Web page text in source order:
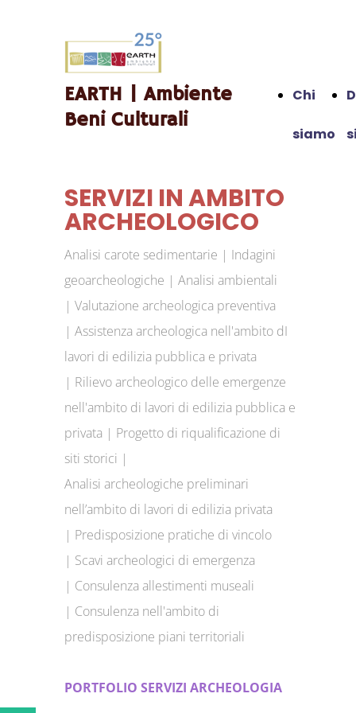
EARTH | Ambiente
Beni Culturali
Chi
siamo
SERVIZI IN AMBITO
ARCHEOLOGICO
Analisi carote sedimentarie | Indagini
geoarcheologiche | Analisi ambientali
| Valutazione archeologica preventiva
| Assistenza archeologica nell'ambito dI
lavori di edilizia pubblica e privata
| Rilievo archeologico delle emergenze
nell'ambito di lavori di edilizia pubblica e
privata | Progetto di riqualificazione di
siti storici |
Analisi archeologiche preliminari
nell’ambito di lavori di edilizia privata
| Predisposizione pratiche di vincolo
| Scavi archeologici di emergenza
| Consulenza allestimenti museali
| Consulenza nell'ambito di
predisposizione piani territoriali
PORTFOLIO SERVIZI ARCHEOLOGIA